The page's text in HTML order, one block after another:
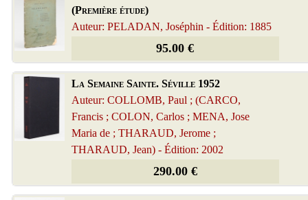
(Première étude)
Auteur: PELADAN, Joséphin - Édition: 1885
95.00 €
La Semaine Sainte. Séville 1952
Auteur: COLLOMB, Paul ; (CARCO,
Francis ; COLON, Carlos ; MENA, Jose
Maria de ; THARAUD, Jerome ;
THARAUD, Jean) - Édition: 2002
290.00 €